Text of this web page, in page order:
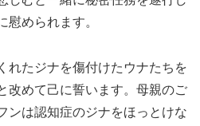
慰められます。
れたジナを傷付けたウナたちを
改めて己に誓います。母親のご
ンは認知症のジナをほっとけな